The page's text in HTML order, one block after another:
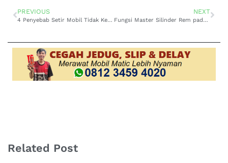
PREVIOUS
4 Penyebab Setir Mobil Tidak Kembali Setelah Belok
NEXT
Fungsi Master Silinder Rem pada mobil
Related Post